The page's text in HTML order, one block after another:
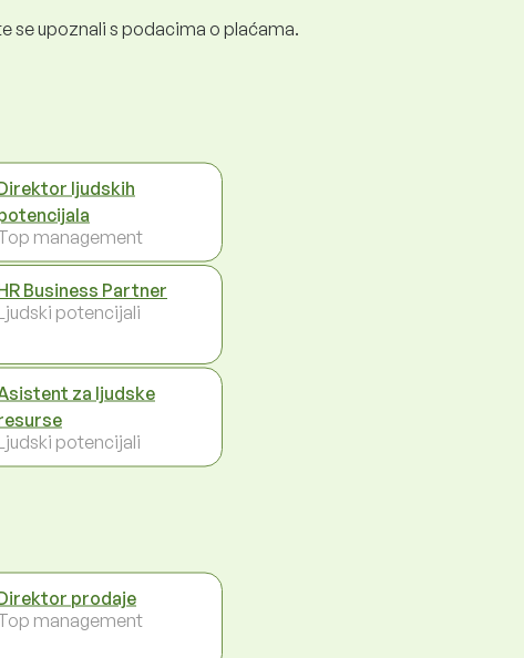
se upoznali s podacima o plaćama.
ljudskih
management
Business Partner
potencijali
za ljudske
potencijali
prodaje
management